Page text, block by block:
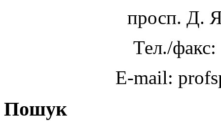
просп. Д.
Тел./
E-mail:
Пошук